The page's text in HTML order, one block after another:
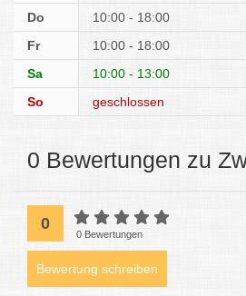
Do
10:00 - 18:00
Fr
10:00 - 18:00
Sa
10:00 - 13:00
So
geschlossen
0 Bewertungen zu
0
0 Bewertungen
Bewertung schreiben